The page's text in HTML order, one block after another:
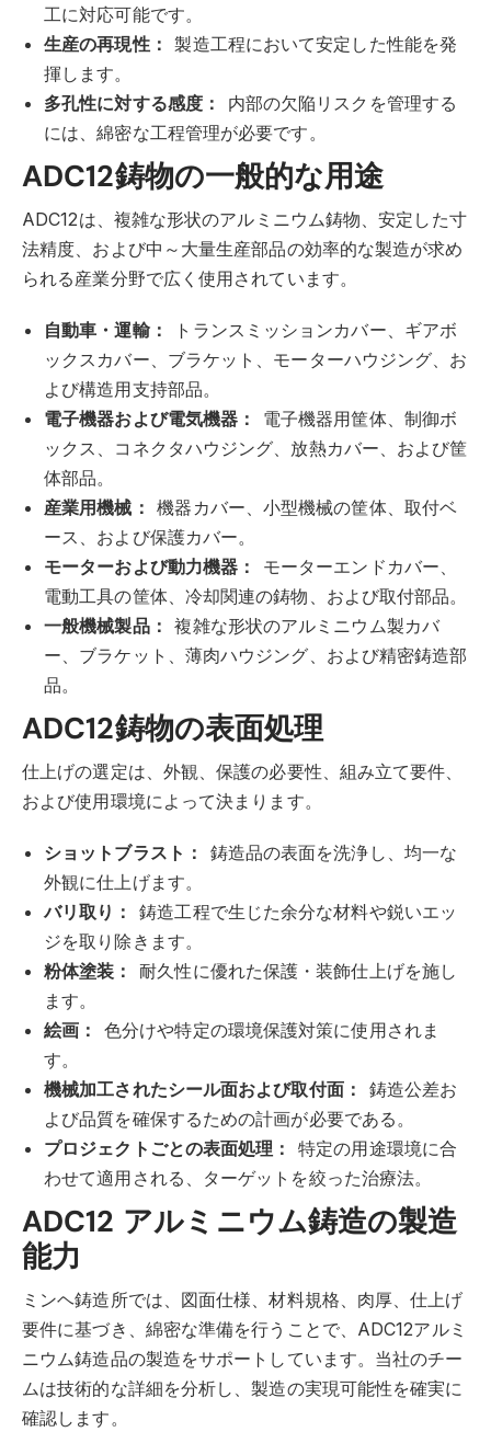
工に対応可能です。
生産の再現性： 製造工程において安定した性能を発
揮します。
多孔性に対する感度：
内部の欠陥リスクを管理する
には、綿密な工程管理が必要です。
ADC12鋳物の一般的な用途
ADC12は、複雑な形状のアルミニウム鋳物、安定した寸
法精度、および中～大量生産部品の効率的な製造が求め
られる産業分野で広く使用されています。
自動車・運輸：
トランスミッションカバー、ギアボ
ックスカバー、ブラケット、モーターハウジング、お
よび構造用支持部品。
電子機器および電気機器：
電子機器用筐体、制御ボ
ックス、コネクタハウジング、放熱カバー、および筐
体部品。
産業用機械： 機器カバー、小型機械の筐体、取付ベ
ース、および保護カバー。
モーターおよび動力機器：
モーターエンドカバー、
電動工具の筐体、冷却関連の鋳物、および取付部品。
一般機械製品： 複雑な形状のアルミニウム製カバ
ー、ブラケット、薄肉ハウジング、および精密鋳造部
品。
ADC12鋳物の表面処理
仕上げの選定は、外観、保護の必要性、組み立て要件、
および使用環境によって決まります。
ショットブラスト：
鋳造品の表面を洗浄し、均一な
外観に仕上げます。
バリ取り：
鋳造工程で生じた余分な材料や鋭いエッ
ジを取り除きます。
粉体塗装：
耐久性に優れた保護・装飾仕上げを施し
ます。
絵画：
色分けや特定の環境保護対策に使用されま
す。
機械加工されたシール面および取付面：
鋳造公差お
よび品質を確保するための計画が必要である。
プロジェクトごとの表面処理：
特定の用途環境に合
わせて適用される、ターゲットを絞った治療法。
ADC12 アルミニウム鋳造の製造
能力
ミンヘ鋳造所では、図面仕様、材料規格、肉厚、仕上げ
要件に基づき、綿密な準備を行うことで、ADC12アルミ
ニウム鋳造品の製造をサポートしています。当社のチー
ムは技術的な詳細を分析し、製造の実現可能性を確実に
確認します。